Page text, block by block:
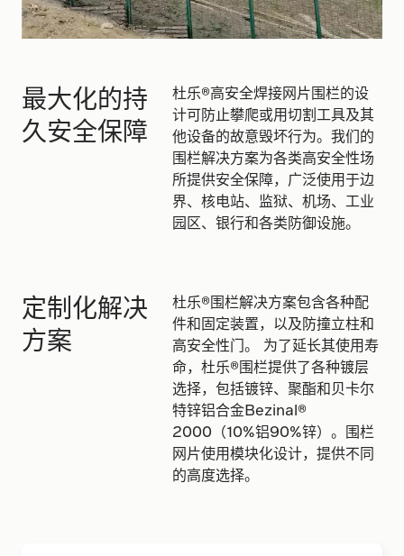
最大化的持
久安全保障
杜乐®高安全焊接网片围栏的设
计可防止攀爬或用切割工具及其
他设备的故意毁坏行为。我们的
围栏解决方案为各类高安全性场
所提供安全保障，广泛使用于边
界、核电站、监狱、机场、工业
园区、银行和各类防御设施。
定制化解决
方案
杜乐®围栏解决方案包含各种配
件和固定装置，以及防撞立柱和
高安全性门。 为了延长其使用寿
命，杜乐®围栏提供了各种镀层
选择，包括镀锌、聚酯和贝卡尔
特锌铝合金Bezinal®
2000（10%铝90%锌）。围栏
网片使用模块化设计，提供不同
的高度选择。